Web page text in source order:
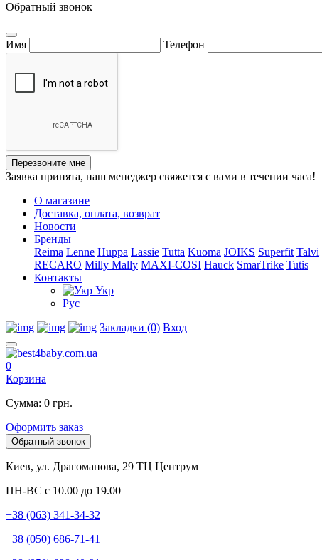
Обратный звонок
Имя Телефон
Перезвоните мне
Заявка принята, наш менеджер свяжется с вами в течении часа!
О магазине
Доставка, оплата, возврат
Новости
Бренды
Reima Lenne Huppa Lassie Tutta Kuoma JOIKS Superfit Talvi
RECARO Milly Mally MAXI-COSI Hauck SmarTrike Tutis
Контакты
Укр
Рус
Закладки (0) Вход
0
Корзина
Сумма: 0 грн.
Оформить заказ
Обратный звонок
Киев, ул. Драгоманова, 29 ТЦ Центрум
ПН-ВС с 10.00 до 19.00
+38 (063) 341-34-32
+38 (050) 686-71-41